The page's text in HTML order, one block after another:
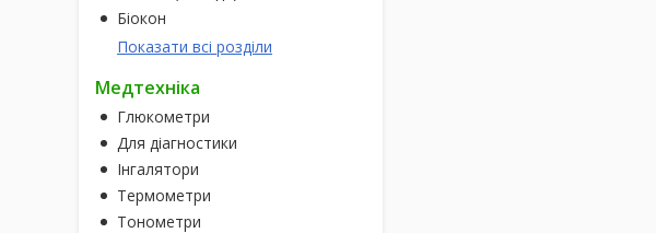
Біокон
Показати всі розділи
Медтехніка
Глюкометри
Для діагностики
Інгалятори
Термометри
Тонометри